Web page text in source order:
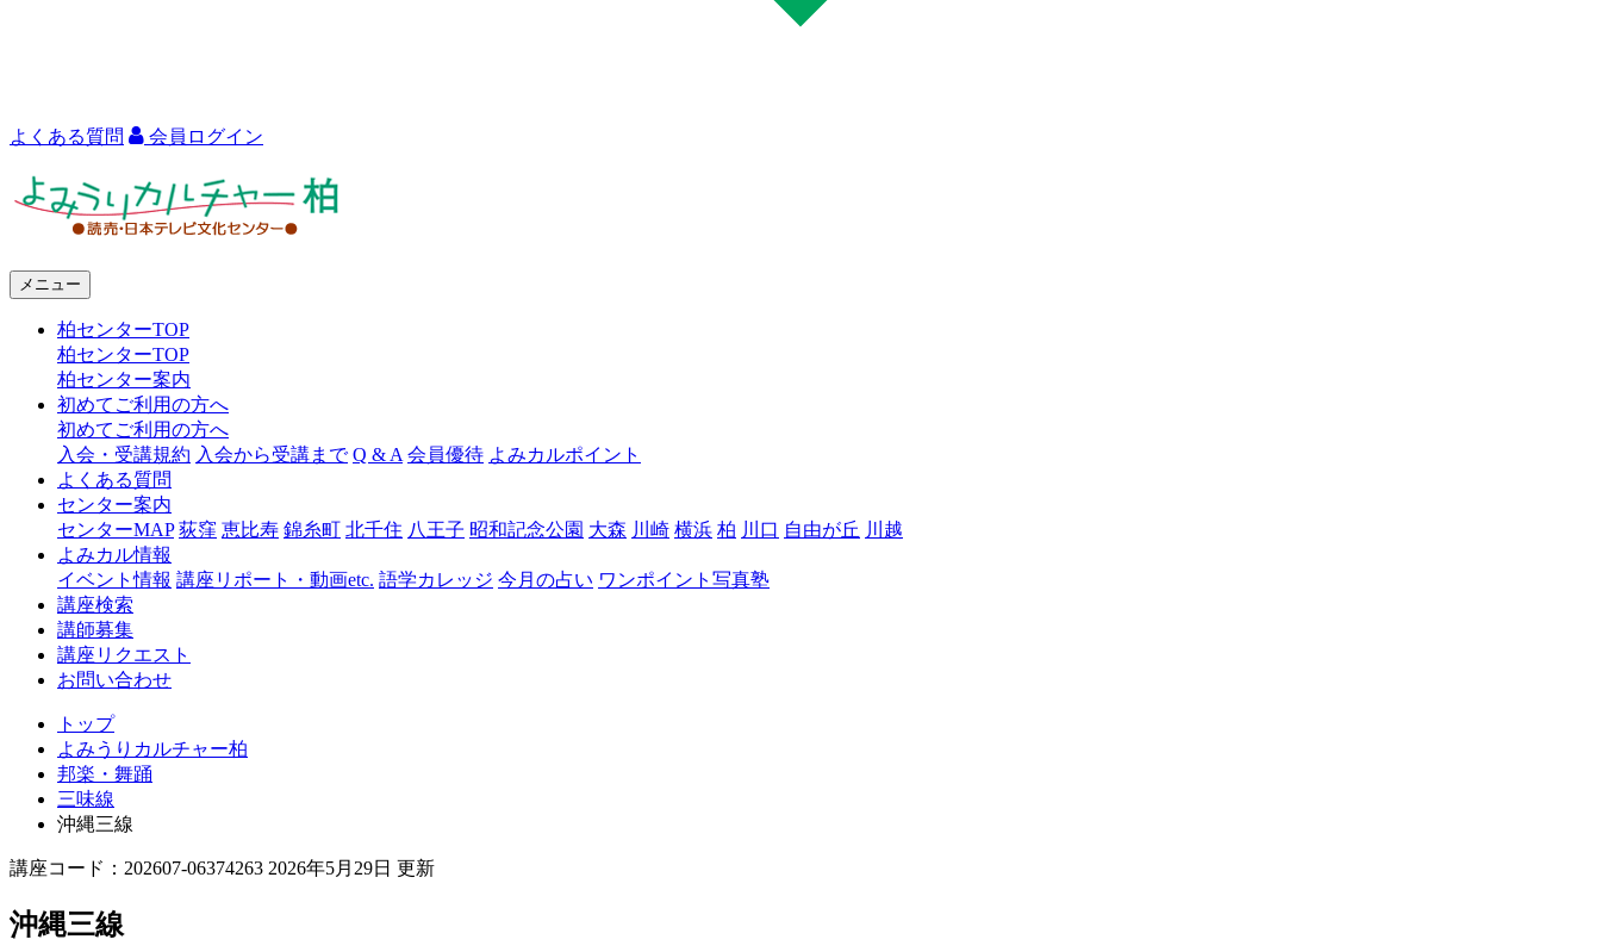
よくある質問 会員ログイン
ャ
柏
メニュー
柏センターTOP
柏センターTOP
柏センター案内
初めてご利用の方へ
初めてご利用の方へ
入会・受講規約 入会から受講まで Q & A 会員優待 よみカルポイント
よくある質問
センター案内
センターMAP 荻窪 恵比寿 錦糸町 北千住 八王子 昭和記念公園 大森 川崎 横浜 柏 川口 自由が丘 川越
よみカル情報
イベント情報 講座リポート・動画etc. 語学カレッジ 今月の占い ワンポイント写真塾
講座検索
講師募集
講座リクエスト
お問い合わせ
トップ
よみうりカルチャー柏
邦楽・舞踊
三味線
沖縄三線
講座コード：202607-06374263 2026年5月29日 更新
沖縄三線